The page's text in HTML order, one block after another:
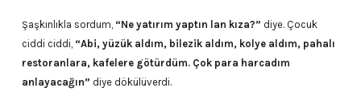
Şaşkınlıkla sordum, “Ne yatırım yaptın lan kıza?” diye. Çocuk
ciddi ciddi, “Abi, yüzük aldım, bilezik aldım, kolye aldım, pahalı
restoranlara, kafelere götürdüm. Çok para harcadım
anlayacağın” diye dökülüverdi.